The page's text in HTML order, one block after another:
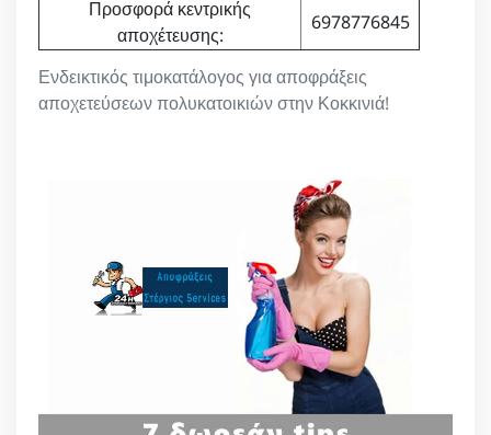
Ενδεικτικός τιμοκατάλογος για αποφράξεις
αποχετεύσεων πολυκατοικιών στην Κοκκινιά!
Προσφορά κεντρικής
αποχέτευσης:
6978776845